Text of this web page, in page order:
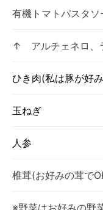
有機トマトパスタソ
↑ アルチェネロ、
ひき肉(私は豚が好
玉ねぎ
人参
椎茸(お好みの茸で
※野菜はお好みの野